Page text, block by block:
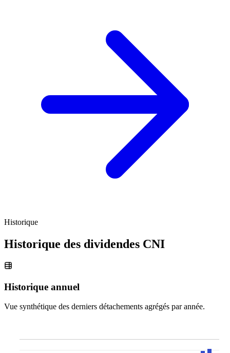
Historique
Historique des dividendes CNI
Historique annuel
Vue synthétique des derniers détachements agrégés par année.